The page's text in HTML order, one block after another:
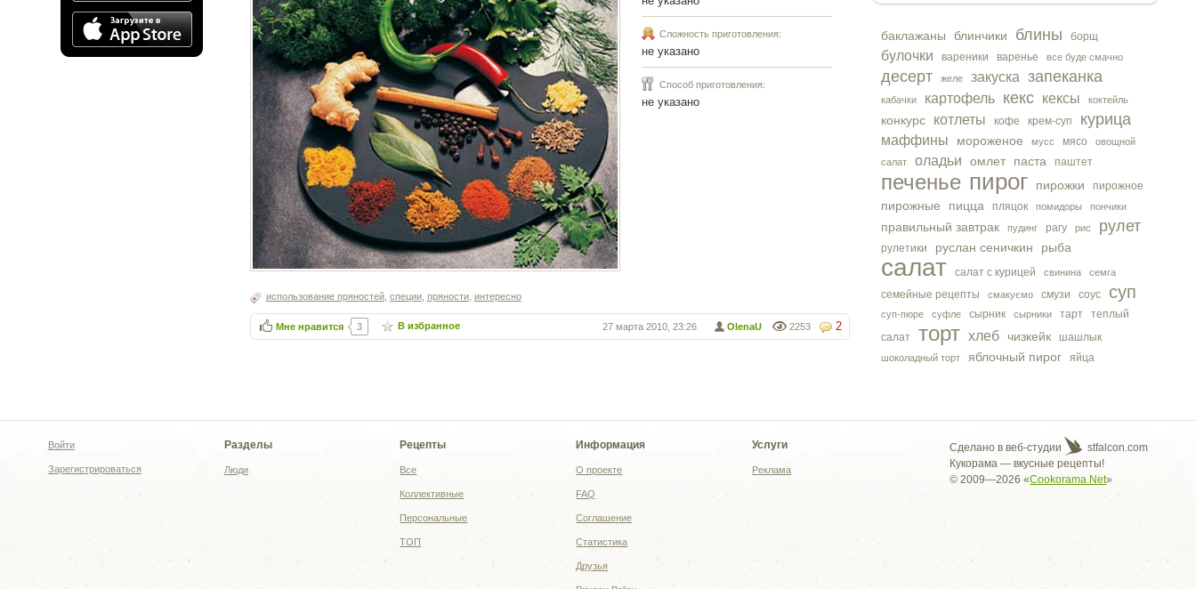
баклажаны блинчики блины борщ
булочки вареники варенье все буде смачно
десерт желе закуска запеканка
кабачки картофель кекс кексы коктейль
конкурс котлеты кофе крем-суп курица
маффины мороженое мусс мясо
овощной
салат
оладьи омлет паста паштет
печенье пирог пирожки пирожное
пирожные пицца пляцок помидоры пончики
правильный завтрак пудинг рагу рис рулет
рулетики руслан сеничкин рыба
салат салат с курицей свинина семга
семейные рецепты смакуємо смузи соус суп
суп-пюре суфле сырник сырники тарт
теплый
салат
торт хлеб чизкейк шашлык
шоколадный торт яблочный пирог яйца
Сложность приготовления:
не указано
Способ приготовления:
не указано
использование пряностей, специи, пряности, интересно
2
2253
OlenaU
27 марта 2010, 23:26
Мне нравится 3 В избранное
Войти
Зарегистрироваться
Разделы
Люди
Рецепты
Все
Коллективные
Персональные
ТОП
Информация
О проекте
FAQ
Соглашение
Статистика
Друзья
Услуги
Реклама
Сделано в веб-студии
stfalcon.com
Кукорама — вкусные рецепты!
© 2009—2026 «Cookorama.Net»